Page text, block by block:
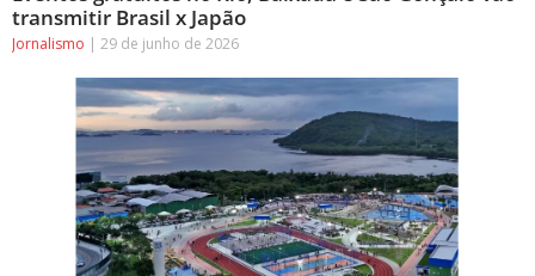
transmitir Brasil x Japão
Jornalismo 29 de junho de 2026